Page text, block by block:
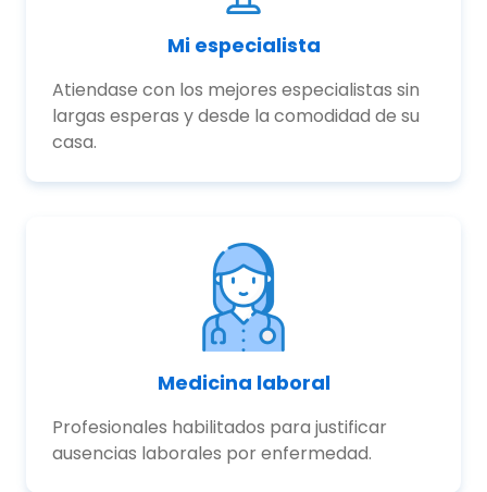
Mi especialista
Atiendase con los mejores especialistas sin
largas esperas y desde la comodidad de su
casa.
Medicina laboral
Profesionales habilitados para justificar
ausencias laborales por enfermedad.